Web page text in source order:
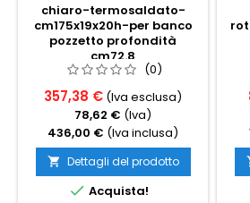
chiaro-termosaldato-
cm175x19x20h-per banco
pozzetto profondità
cm72.8
(0)
357,38 € (Iva esclusa)
78,62 € (Iva)
436,00 € (Iva inclusa)
 Dettagli del prodotto
 Acquista!